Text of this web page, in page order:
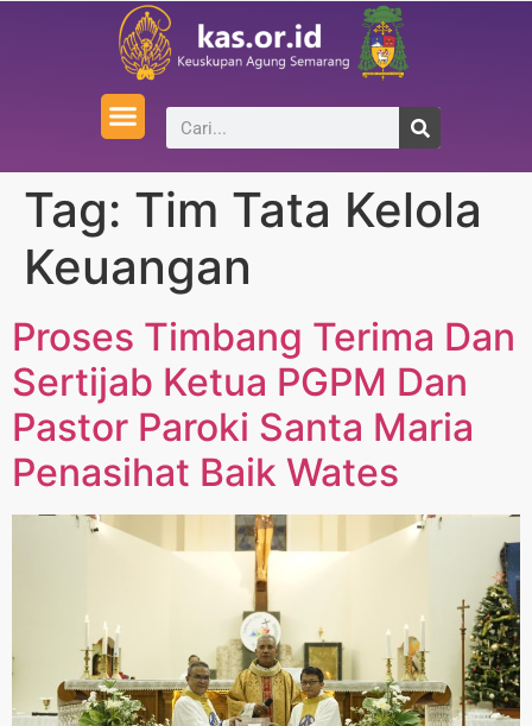
Tag: Tim Tata Kelola
Keuangan
Proses Timbang Terima Dan
Sertijab Ketua PGPM Dan
Pastor Paroki Santa Maria
Penasihat Baik Wates